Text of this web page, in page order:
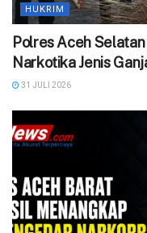
HUKRIM
Polres Aceh
Narkotika Jenis
31 JULI 2026